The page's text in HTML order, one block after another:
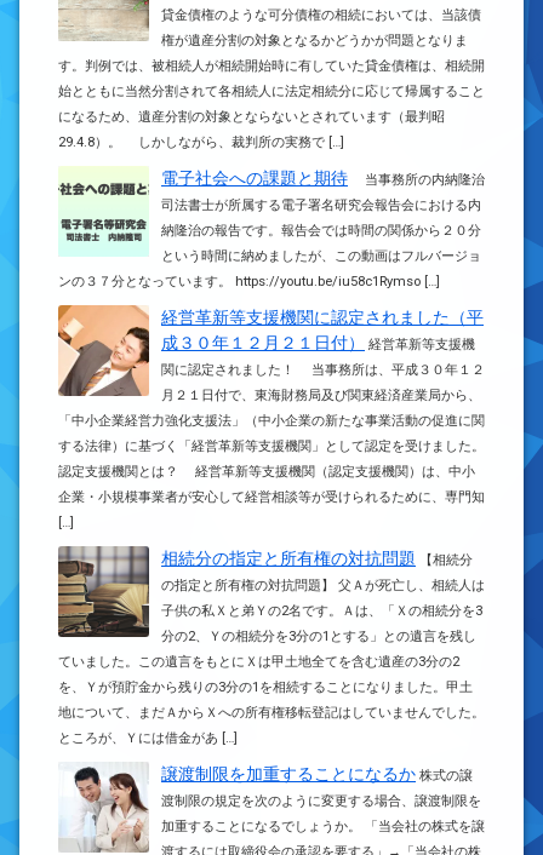
貸金債権のような可分債権の相続においては、当該債
権が遺産分割の対象となるかどうかが問題となりま
す。判例では、被相続人が相続開始時に有していた貸金債権は、相続開
始とともに当然分割されて各相続人に法定相続分に応じて帰属すること
になるため、遺産分割の対象とならないとされています（最判昭
29.4.8）。 しかしながら、裁判所の実務で […]
電子社会への課題と期待
当事務所の内納隆治
司法書士が所属する電子署名研究会報告会における内
納隆治の報告です。報告会では時間の関係から２０分
という時間に納めましたが、この動画はフルバージョ
ンの３７分となっています。 https://youtu.be/iu58c1Rymso […]
経営革新等支援機関に認定されました（平
成３０年１２月２１日付）
経営革新等支援機
関に認定されました！ 当事務所は、平成３０年１２
月２１日付で、東海財務局及び関東経済産業局から、
「中小企業経営力強化支援法」（中小企業の新たな事業活動の促進に関
する法律）に基づく「経営革新等支援機関」として認定を受けました。
認定支援機関とは？ 経営革新等支援機関（認定支援機関）は、中小
企業・小規模事業者が安心して経営相談等が受けられるために、専門知
[…]
相続分の指定と所有権の対抗問題
【相続分
の指定と所有権の対抗問題】 父Ａが死亡し、相続人は
子供の私Ｘと弟Ｙの2名です。Ａは、「Ｘの相続分を3
分の2、Ｙの相続分を3分の1とする」との遺言を残し
ていました。この遺言をもとにＸは甲土地全てを含む遺産の3分の2
を、Ｙが預貯金から残りの3分の1を相続することになりました。甲土
地について、まだＡからＸへの所有権移転登記はしていませんでした。
ところが、Ｙには借金があ […]
譲渡制限を加重することになるか 株式の譲
渡制限の規定を次のように変更する場合、譲渡制限を
加重することになるでしょうか。 「当会社の株式を譲